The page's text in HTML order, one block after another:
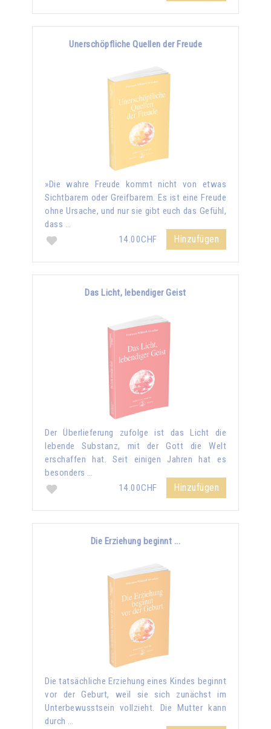
Unerschöpfliche Quellen der Freude
»Die wahre Freude kommt nicht von etwas
Sichtbarem oder Greifbarem. Es ist eine Freude
ohne Ursache, und nur sie gibt euch das Gefühl,
dass …
14.00CHF
Hinzufügen
Das Licht, lebendiger Geist
Der Überlieferung zufolge ist das Licht die
lebende Substanz, mit der Gott die Welt
erschaffen hat. Seit einigen Jahren hat es
besonders …
14.00CHF
Hinzufügen
Die Erziehung beginnt ...
Die tatsächliche Erziehung eines Kindes beginnt
vor der Geburt, weil sie sich zunächst im
Unterbewusstsein vollzieht. Die Mutter kann
durch …